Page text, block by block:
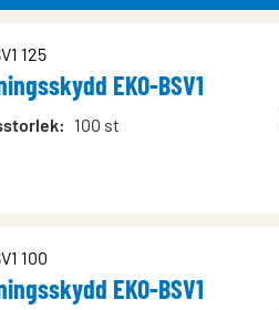
125
EKO-BSV1
: 100 st
100
EKO-BSV1